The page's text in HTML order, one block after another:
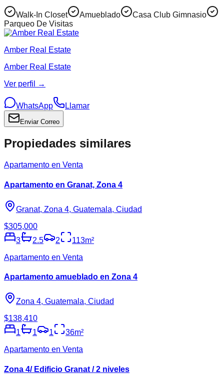
Walk-In Closet Amueblado
Casa Club Gimnasio
Parqueo De Visitas
Amber Real Estate
Amber Real Estate
Ver perfil →
WhatsApp Llamar
Enviar Correo
Propiedades similares
Apartamento en Venta
Apartamento en Granat, Zona 4
Granat, Zona 4, Guatemala, Ciudad
$305,000
3
2.5 2 113m²
Apartamento en Venta
Apartamento amueblado en Zona 4
Zona 4, Guatemala, Ciudad
$138,410
1
1 1 36m²
Apartamento en Venta
Zona 4/ Edificio Granat / 2 niveles